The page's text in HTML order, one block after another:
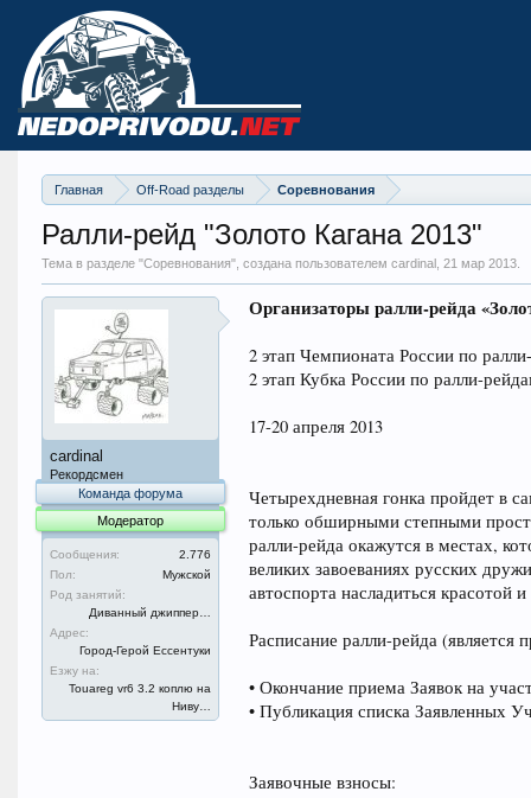
Главная Off-Road разделы Соревнования
Ралли-рейд "Золото Кагана 2013"
Тема в разделе "Соревнования", создана пользователем cardinal, 21 мар 2013.
cardinal
Рекордсмен
Команда форума
Модератор
Сообщения:
2.776
Пол:
Мужской
Род занятий:
Диванный джиппер…
Адрес:
Город-Герой Ессентуки
Езжу на:
Touareg vr6 3.2 коплю на
Ниву…
Организаторы ралли-рейда
2 этап Чемпионата России по
2 этап Кубка России по ралли-
17-20 апреля 2013
Четырехдневная гонка пройдет в
только обширными степными
ралли-рейда окажутся в местах,
великих завоеваниях русских
автоспорта насладиться красотой
Расписание ралли-рейда (является
• Окончание приема Заявок на
• Публикация списка Заявленных
Заявочные взносы: